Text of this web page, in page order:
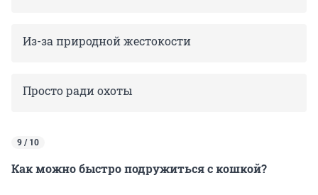
Из-за природной жестокости
Просто ради охоты
9 / 10
Как можно быстро подружиться с кошкой?